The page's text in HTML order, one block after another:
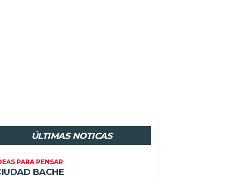
ÚLTIMAS NOTICAS
PARA PENSAR
BACHE